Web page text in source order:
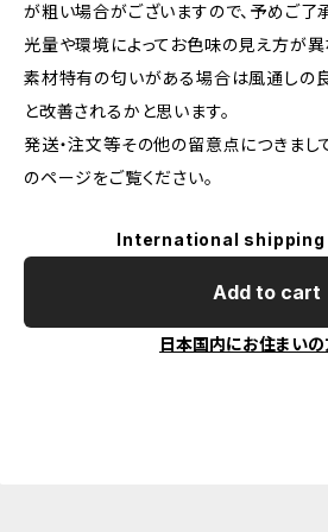
が粗い場合がございますので、予めご了
光量や環境によってお色味の見え方が異
素材特有の匂いがある場合は風通しの
と改善されるかと思います。
発送・注文等その他の留意点につきま
のページをご覧ください。
International shipping
Add to cart
日本国内にお住まい